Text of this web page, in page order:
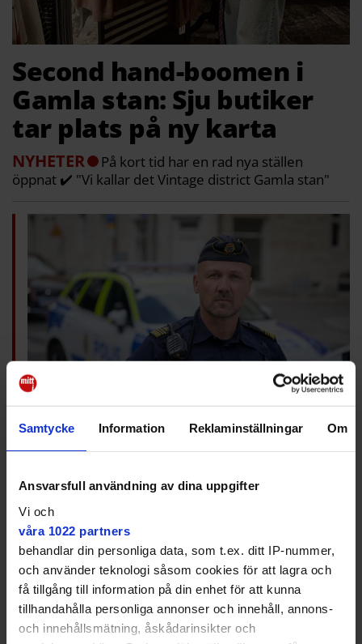
Samtycke Information Reklaminställningar Om
Ansvarsfull användning av dina uppgifter
Vi och
våra 1022 partners
behandlar din personliga data, som t.ex. ditt IP-nummer,
och använder teknologi såsom cookies för att lagra och
få tillgång till information på din enhet för att kunna
tillhandahålla personliga annonser och innehåll, annons-
och innehållsmätning, åskådarinsikter och
Second hand-boomen i
Gamla stan: Sju butiker
tar plats på ny karta
NYHETER
På kort tid har en rad nya ställen
öppnat ✔️ "Vi kallar det Vintage district Gamla stan"
Efter extrakontroller på
Södermalm – så många
var onyktra
NYHETER
Polisens trafikvecka ✔ Flera fast för
rattfylleri ✔ "Skrämmande"
Rattfylleri på
Lidingö och